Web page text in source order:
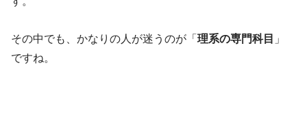
その中でも、かなりの人が迷うのが「理系の専門科目 」
ですね。